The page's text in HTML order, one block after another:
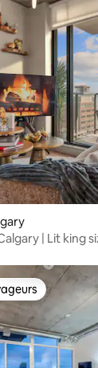
| Lit king